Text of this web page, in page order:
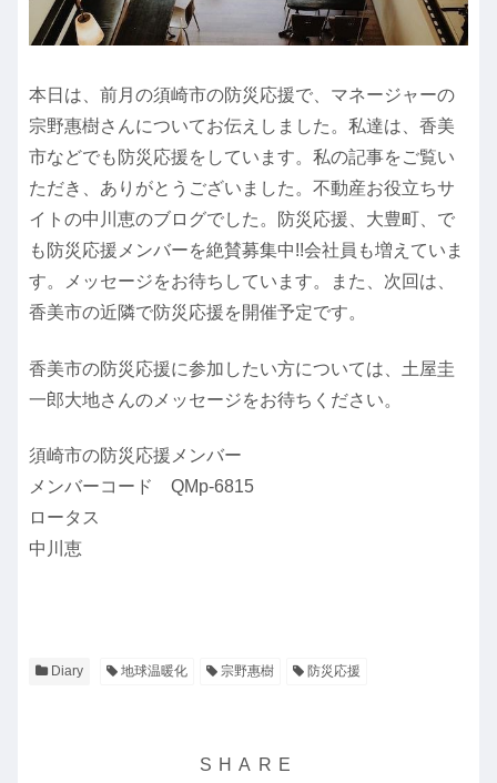
本日は、前月の須崎市の防災応援で、マネージャーの
宗野惠樹さんについてお伝えしました。私達は、香美
市などでも防災応援をしています。私の記事をご覧い
ただき、ありがとうございました。不動産お役立ちサ
イトの中川恵のブログでした。防災応援、大豊町、で
も防災応援メンバーを絶賛募集中!!会社員も増えていま
す。メッセージをお待ちしています。また、次回は、
香美市の近隣で防災応援を開催予定です。
香美市の防災応援に参加したい方については、土屋圭
一郎大地さんのメッセージをお待ちください。
須崎市の防災応援メンバー
メンバーコード QMp-6815
ロータス
中川恵
Diary 地球温暖化 宗野惠樹 防災応援